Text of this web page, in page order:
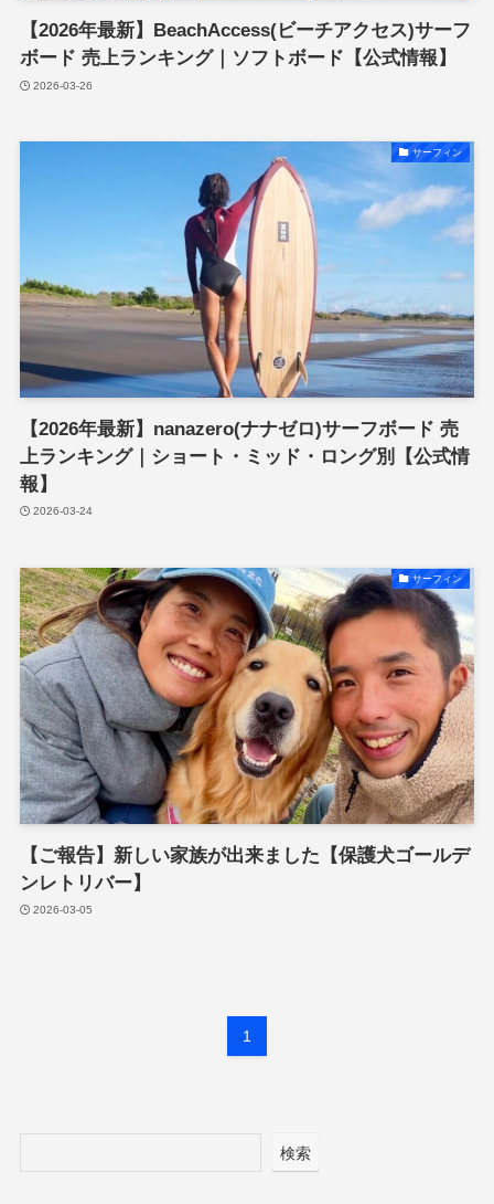
【2026年最新】BeachAccess(ビーチアクセス)サーフ
ボード 売上ランキング｜ソフトボード【公式情報】
2026-03-26
サーフィン
【2026年最新】nanazero(ナナゼロ)サーフボード 売
上ランキング｜ショート・ミッド・ロング別【公式情
報】
2026-03-24
サーフィン
【ご報告】新しい家族が出来ました【保護犬ゴールデ
ンレトリバー】
2026-03-05
1
検索